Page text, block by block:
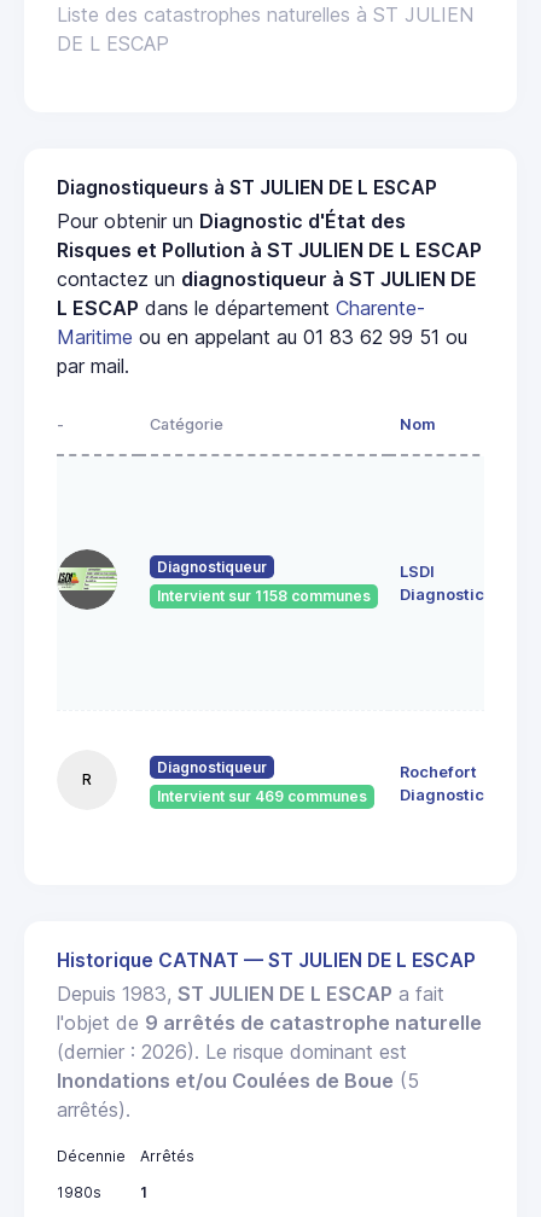
Liste des catastrophes naturelles à ST JULIEN
DE L ESCAP
Diagnostiqueurs à ST JULIEN DE L ESCAP
Pour obtenir un Diagnostic d'État des
Risques et Pollution à ST JULIEN DE L ESCAP
contactez un diagnostiqueur à ST JULIEN DE
L ESCAP dans le département Charente-
Maritime ou en appelant au 01 83 62 99 51 ou
par mail.
- Catégorie Nom
Diagnostiqueur
Intervient sur 1158 communes
LSDI
Diagnostics
R
Diagnostiqueur
Intervient sur 469 communes
Rochefort
Diagnostic
Historique CATNAT — ST JULIEN DE L ESCAP
Depuis 1983, ST JULIEN DE L ESCAP a fait
l'objet de 9 arrêtés de catastrophe naturelle
(dernier : 2026). Le risque dominant est
Inondations et/ou Coulées de Boue (5
arrêtés).
Décennie
Arrêtés
1980s
1